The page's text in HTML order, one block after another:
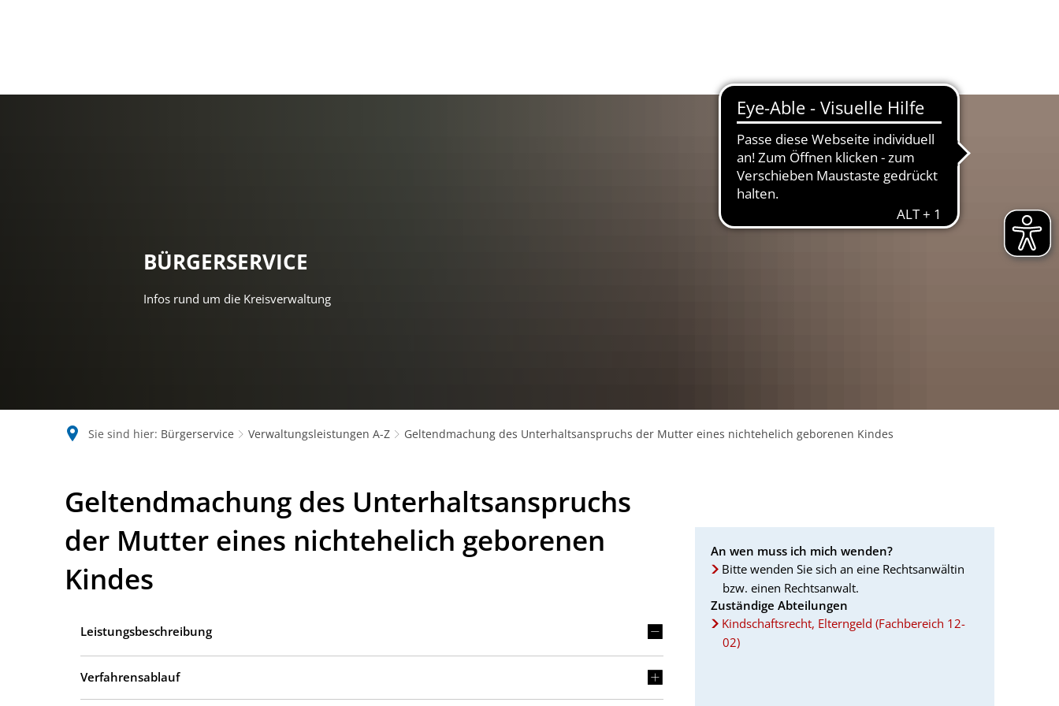
BÜRGERSERVICE
Infos rund um die Kreisverwaltung
Sie sind hier: Bürgerservice Verwaltungsleistungen A-Z Geltendmachung des Unterhaltsanspruchs der Mutter eines nichtehelich geborenen Kindes
Geltendmachung des Unterhaltsanspruchs
der Mutter eines nichtehelich geborenen
Kindes
Leistungsbeschreibung
Verfahrensablauf
An wen muss ich mich wenden?
Bitte wenden Sie sich an eine Rechtsanwältin
bzw. einen Rechtsanwalt.
Zuständige Abteilungen
Kindschaftsrecht, Elterngeld (Fachbereich 12-
02)